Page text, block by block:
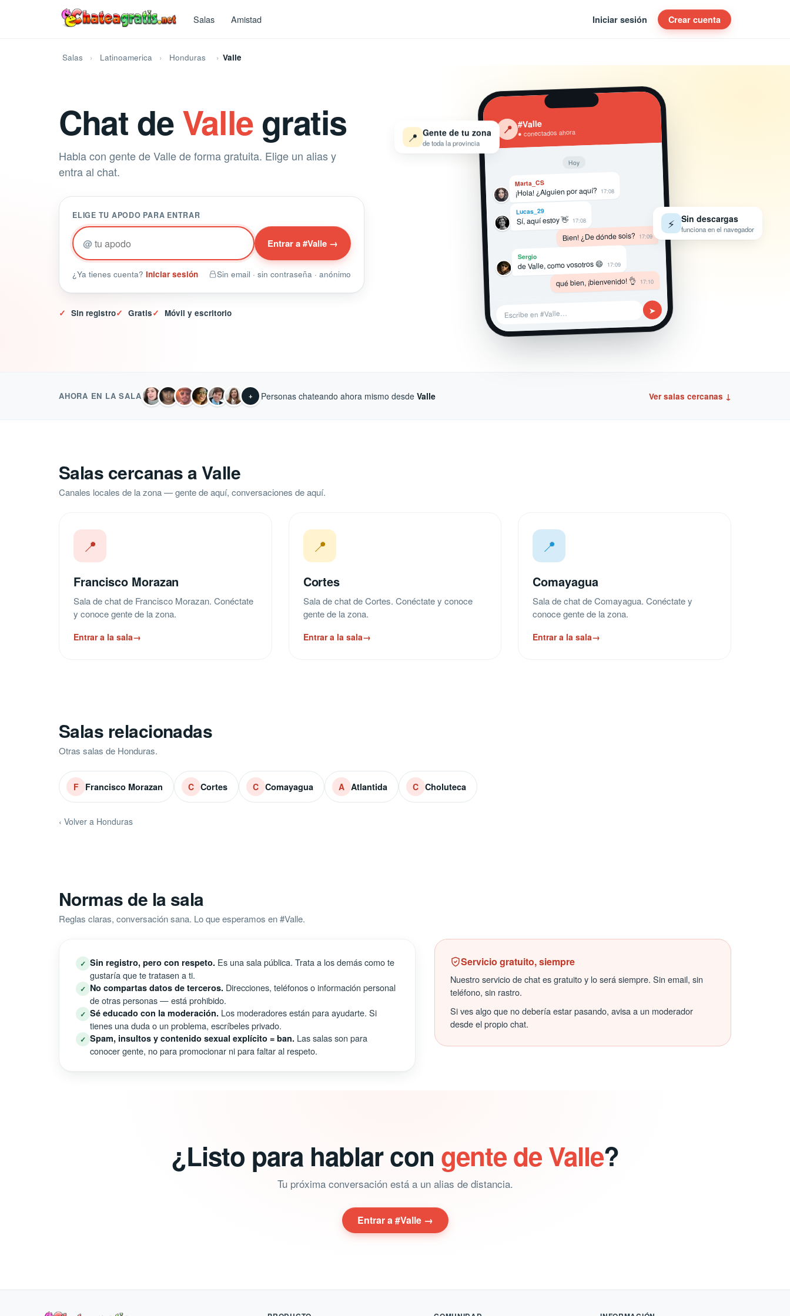
Salas Amistad Iniciar sesión Crear cuenta
Salas Latinoamerica Honduras Valle
Chat deVallegratis
Habla con gente de Valle de forma gratuita. Elige un alias y
entra al chat.
ELIGE TU APODO PARA ENTRAR
@ Entrar a #Valle →
¿Ya tienes cuenta? Iniciar sesión Sin email · sin contraseña · anónimo
✓ Sin registro✓ Gratis✓ Móvil y escritorio
📍 #Valle
● conectados ahora
Hoy
Marta_CS
¡Hola! ¿Alguien por aquí? 17:08
Lucas_29
Sí, aquí estoy 👋 17:08
Bien! ¿De dónde sois? 17:09
Sergio
de Valle, como vosotros 😄 17:09
qué bien, ¡bienvenido! 👌 17:10
Escribe en #Valle… ➤
📍 Gente de tu zona
de toda la provincia
⚡ Sin descargas
funciona en el navegador
AHORA EN LA SALA + Personas chateando ahora mismo desdeValle Ver salas cercanas ↓
Salas cercanas a Valle
Canales locales de la zona — gente de aquí, conversaciones de aquí.
📍
Francisco Morazan
Sala de chat de Francisco Morazan. Conéctate
y conoce gente de la zona.
Entrar a la sala→
📍
Cortes
Sala de chat de Cortes. Conéctate y conoce
gente de la zona.
Entrar a la sala→
📍
Comayagua
Sala de chat de Comayagua. Conéctate y
conoce gente de la zona.
Entrar a la sala→
Salas relacionadas
Otras salas de Honduras.
F Francisco Morazan C Cortes C Comayagua A Atlantida C Choluteca
‹ Volver a Honduras
Normas de la sala
Reglas claras, conversación sana. Lo que esperamos en #Valle.
✓ Sin registro, pero con respeto. Es una sala pública. Trata a los demás como te
gustaría que te tratasen a ti.
✓ No compartas datos de terceros. Direcciones, teléfonos o información personal
de otras personas — está prohibido.
✓ Sé educado con la moderación. Los moderadores están para ayudarte. Si
tienes una duda o un problema, escríbeles privado.
✓ Spam, insultos y contenido sexual explícito = ban. Las salas son para
conocer gente, no para promocionar ni para faltar al respeto.
Servicio gratuito, siempre
Nuestro servicio de chat es gratuito y lo será siempre. Sin email, sin
teléfono, sin rastro.
Si ves algo que no debería estar pasando, avisa a un moderador
desde el propio chat.
¿Listo para hablar con gente de Valle?
Tu próxima conversación está a un alias de distancia.
Entrar a #Valle →